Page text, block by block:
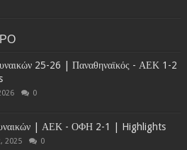
25-26 | Παναθηναϊκός - ΑΕΚ 1-2
0
| ΑΕΚ - ΟΦΗ 2-1 | Highlights
2025 0